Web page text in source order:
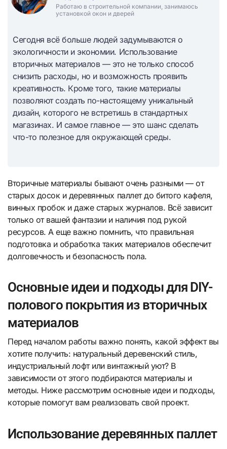
Работаю в строительной компании, занимаюсь
установкой окон и дверей
Сегодня всё больше людей задумываются о
экологичности и экономии. Использование
вторичных материалов — это не только способ
снизить расходы, но и возможность проявить
креативность. Кроме того, такие материалы
позволяют создать по-настоящему уникальный
дизайн, которого не встретишь в стандартных
магазинах. И самое главное — это шанс сделать
что-то полезное для окружающей среды.
Вторичные материалы бывают очень разными — от
старых досок и деревянных паллет до битого кафеля,
винных пробок и даже старых журналов. Всё зависит
только от вашей фантазии и наличия под рукой
ресурсов. А еще важно помнить, что правильная
подготовка и обработка таких материалов обеспечит
долговечность и безопасность пола.
Основные идеи и подходы для DIY-
полового покрытия из вторичных
материалов
Перед началом работы важно понять, какой эффект вы
хотите получить: натуральный деревенский стиль,
индустриальный лофт или винтажный уют? В
зависимости от этого подбираются материалы и
методы. Ниже рассмотрим основные идеи и подходы,
которые помогут вам реализовать свой проект.
Использование деревянных паллет